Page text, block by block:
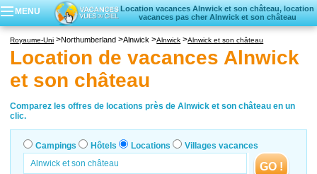
MENU
Location vacances Alnwick et son château, location
vacances pas cher Alnwick et son château
Locations vacances
Villages vacances
Royaume-Uni Northumberland Alnwick Alnwick Alnwick et son château
Location de vacances Alnwick
et son château
Comparez les offres de locations près de Alnwick et son château en un
clic.
Campings Hôtels Locations Villages vacances
GO !